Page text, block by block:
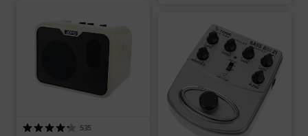
535